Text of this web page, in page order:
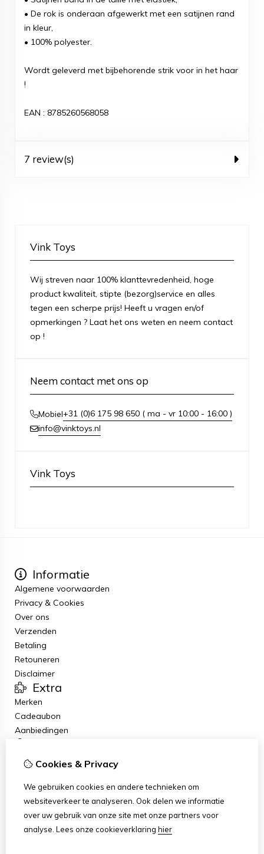
• De rok is onderaan afgewerkt met een satijnen rand
in kleur,
• 100% polyester.
Wordt geleverd met bijbehorende strik voor in het haar
!
EAN : 8785260568058
7 review(s)
Vink Toys
Wij streven naar 100% klanttevredenheid, hoge
product kwaliteit, stipte (bezorg)service en alles
tegen een scherpe prijs! Heeft u vragen en/of
opmerkingen ? Laat het ons weten en neem contact
op !
Neem contact met ons op
Mobiel+31 (0)6 175 98 650 ( ma - vr 10:00 - 16:00 )
info@vinktoys.nl
Vink Toys
Informatie
Algemene voorwaarden
Privacy & Cookies
Over ons
Verzenden
Betaling
Retouneren
Disclaimer
Extra
Merken
Cadeaubon
Aanbiedingen
Inloggen
Klantenservice
Contact
Retourneren
Sitemap
Cookies & Privacy
We gebruiken cookies en andere technieken om
websiteverkeer te analyseren. Ook delen we informatie
over uw gebruik van onze site met onze partners voor
analyse. Lees onze cookieverklaring hier